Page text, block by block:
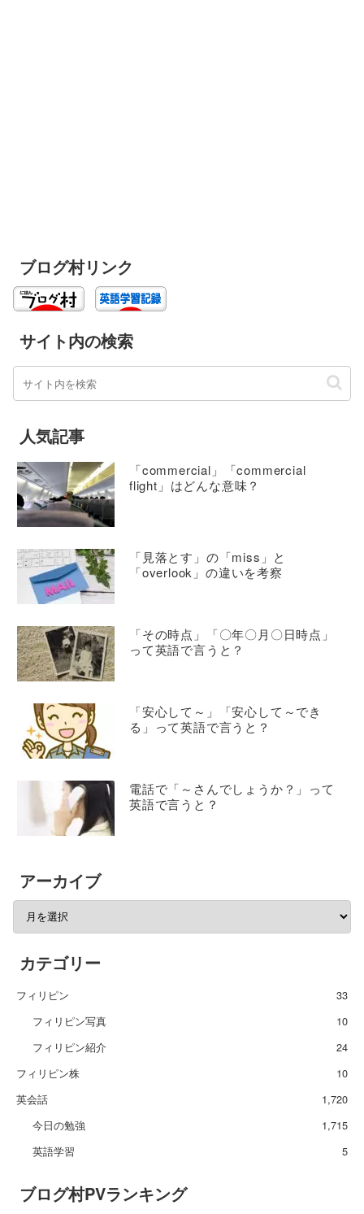
ブログ村リンク
サイト内の検索
人気記事
「commercial」「commercial
flight」はどんな意味？
「見落とす」の「miss」と
「overlook」の違いを考察
「その時点」「〇年〇月〇日時点」
って英語で言うと？
「安心して～」「安心して～でき
る」って英語で言うと？
電話で「～さんでしょうか？」って
英語で言うと？
アーカイブ
カテゴリー
フィリピン
33
フィリピン写真
10
フィリピン紹介
24
フィリピン株
10
英会話
1,720
今日の勉強
1,715
英語学習
5
ブログ村PVランキング